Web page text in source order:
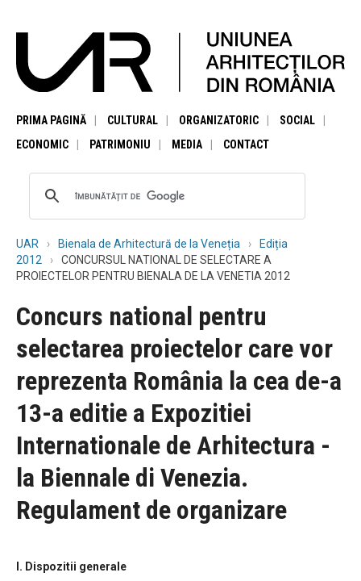
PRIMA PAGINĂ CULTURAL ORGANIZATORIC
SOCIAL
ECONOMIC
PATRIMONIU MEDIA CONTACT
UAR Bienala de Arhitectură de la Veneția
Ediția
2012
CONCURSUL NATIONAL DE SELECTARE A
PROIECTELOR PENTRU BIENALA DE LA VENETIA 2012
Concurs national pentru
selectarea proiectelor care vor
reprezenta România la cea de-a
13-a editie a Expozitiei
Internationale de Arhitectura -
la Biennale di Venezia.
Regulament de organizare
I. Dispozitii generale